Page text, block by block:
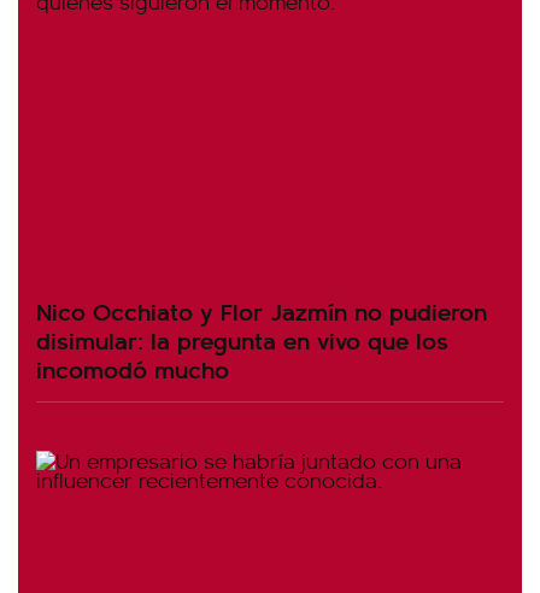
Nico Occhiato y Flor Jazmín no pudieron
disimular: la pregunta en vivo que los
incomodó mucho